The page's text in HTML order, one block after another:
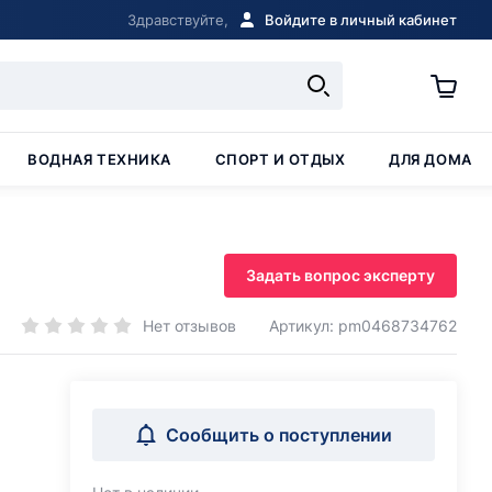
Здравствуйте, Войдите в личный кабинет
ВОДНАЯ ТЕХНИКА СПОРТ И ОТДЫХ ДЛЯ ДОМА
Задать вопрос эксперту
Нет отзывов Артикул: pm0468734762
Сообщить о поступлении